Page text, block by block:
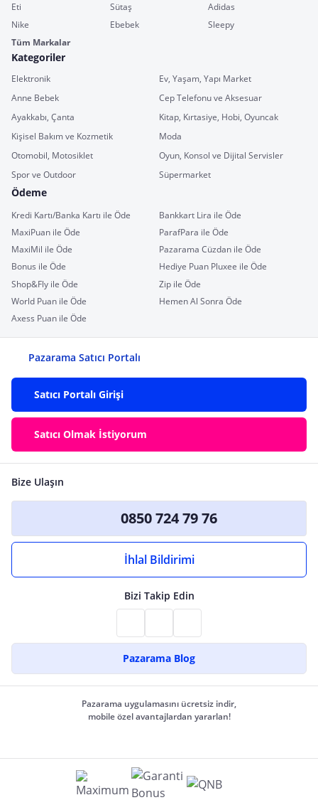
Eti
Sütaş
Adidas
Nike
Ebebek
Sleepy
Tüm Markalar
Kategoriler
Elektronik
Ev, Yaşam, Yapı Market
Anne Bebek
Cep Telefonu ve Aksesuar
Ayakkabı, Çanta
Kitap, Kırtasiye, Hobi, Oyuncak
Kişisel Bakım ve Kozmetik
Moda
Otomobil, Motosiklet
Oyun, Konsol ve Dijital Servisler
Spor ve Outdoor
Süpermarket
Ödeme
Kredi Kartı/Banka Kartı ile Öde
Bankkart Lira ile Öde
MaxiPuan ile Öde
ParafPara ile Öde
MaxiMil ile Öde
Pazarama Cüzdan ile Öde
Bonus ile Öde
Hediye Puan Pluxee ile Öde
Shop&Fly ile Öde
Zip ile Öde
World Puan ile Öde
Hemen Al Sonra Öde
Axess Puan ile Öde
Pazarama Satıcı Portalı
Satıcı Portalı Girişi
Satıcı Olmak İstiyorum
Bize Ulaşın
0850 724 79 76
İhlal Bildirimi
Bizi Takip Edin
Pazarama Blog
Pazarama uygulamasını ücretsiz indir,
mobile özel avantajlardan yararlan!